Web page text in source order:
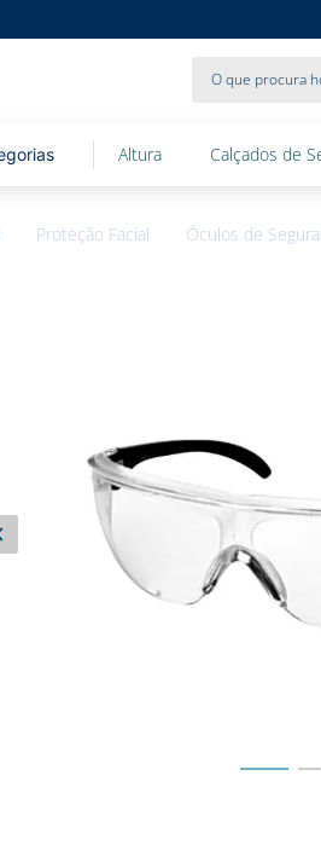
Altura Calçados de
Proteção Facial Óculos de